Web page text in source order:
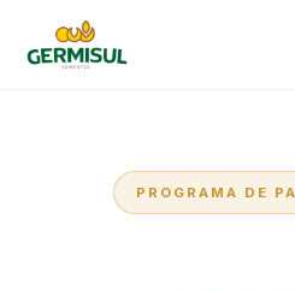
PROGRAMA DE